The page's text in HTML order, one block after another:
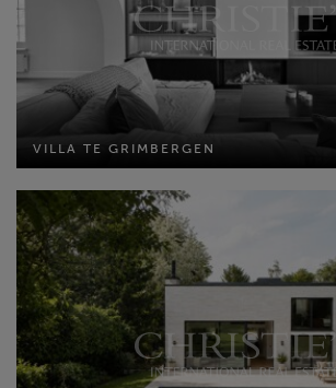
VILLA TE GRIMBERGEN
VILLA TE GRIMBERGEN
Bewoonbare opp: 405 m²
Perceel opp: 1100 m²
Slaapkamers: 5